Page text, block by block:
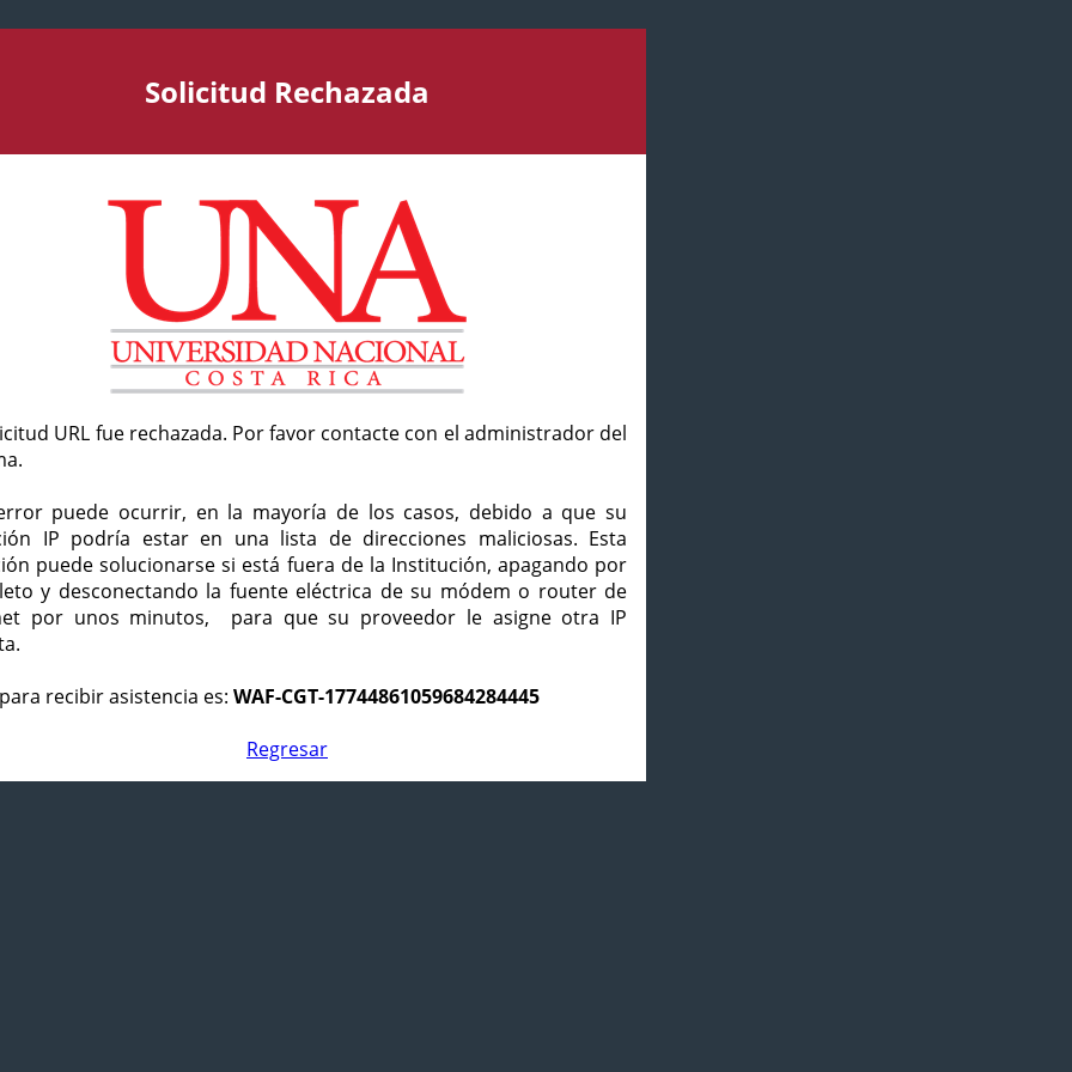
Solicitud Rechazada
URL fue rechazada. Por favor contacte con el administrador del
puede ocurrir, en la mayoría de los casos, debido a que su
IP podría estar en una lista de direcciones maliciosas. Esta
puede solucionarse si está fuera de la Institución, apagando por
y desconectando la fuente eléctrica de su módem o router de
por unos minutos, para que su proveedor le asigne otra IP
recibir asistencia es: WAF-CGT-17744861059684284445
Regresar